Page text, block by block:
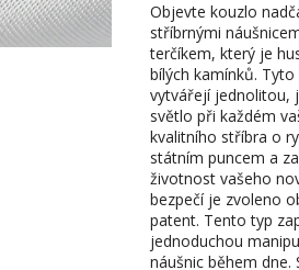
Objevte kouzlo
stříbrnými
terčíkem, který je
bílých kamínků.
vytvářejí jednolitou,
světlo při každém
kvalitního stříbra o
státním puncem a
životnost vašeho
bezpečí je zvoleno
patent. Tento typ
jednoduchou
náušnic během dne.